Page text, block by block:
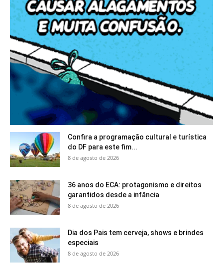
Confira a programação cultural e turística
do DF para este fim...
8 de agosto de 2026
36 anos do ECA: protagonismo e direitos
garantidos desde a infância
8 de agosto de 2026
Dia dos Pais tem cerveja, shows e brindes
especiais
8 de agosto de 2026